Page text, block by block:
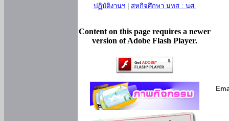
ปฏิบัติงานฯ| สหกิจศึกษา มทส : นศ.
Content on this page requires a newer
version of Adobe Flash Player.